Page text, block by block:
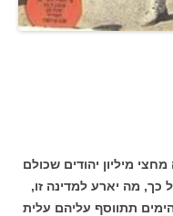
מיליון יהודים שכולם
כך, מה יארע למדינה זו,
תתווסף עליהם עלית